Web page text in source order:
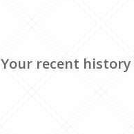
Your recent history